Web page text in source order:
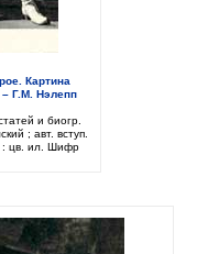
Картина
Г.М. Нэлепп
и биогр.
; авт. вступ.
: цв. ил. Шифр